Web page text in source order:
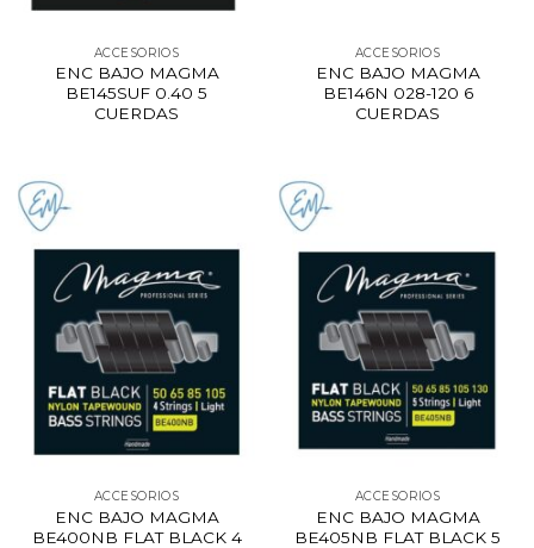
ACCESORIOS
ENC BAJO MAGMA
BE145SUF 0.40 5
CUERDAS
ACCESORIOS
ENC BAJO MAGMA
BE146N 028-120 6
CUERDAS
ACCESORIOS
ENC BAJO MAGMA
BE400NB FLAT BLACK 4
ACCESORIOS
ENC BAJO MAGMA
BE405NB FLAT BLACK 5